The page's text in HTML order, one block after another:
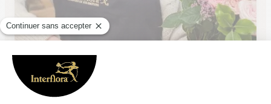
Borie Fleurs